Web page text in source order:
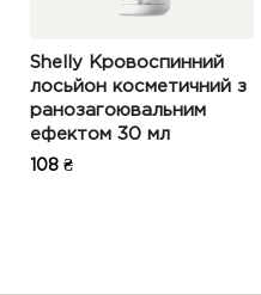
Shelly Кровоспинний
лосьйон косметичний з
ранозагоювальним
ефектом 30 мл
108 ₴